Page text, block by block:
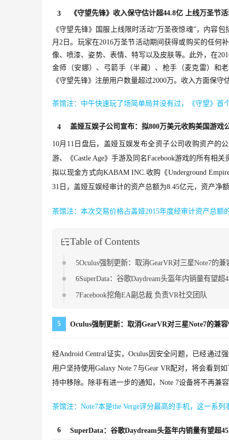
3 《守望先锋》收入保守估计超44.8亿 上线万圣节
《守望先锋》国服上线限时活动“万圣夜惊魂”，内容
月2日。玩家在2016万圣节活动期间获得或购买的任何
像、喷漆、姿势、表情、特写以及皮肤等。此外，在
金师（安娜）、弓箭手（半藏）、枪手（麦克雷）和
《守望先锋》注册用户数量超过2000万。收入方面保守
茶馆注：中午快速玩了场简单局并没有过，《守望》首
4 盖娅互娱子公司宣布：拟800万美元收购美国游戏
10月11日盘后，盖娅互娱发布全资子公司收购资产的
游、《Castle Age》手游及同名Facebook游戏的所有相
拟以现金方式向KABAM INC.收购《Underground
31日，盖娅互娱经审计的资产总额为8.45亿元，资产净
茶馆注：本次交易价格占盖娅2015年度经审计资产总额
Table of Contents
5Oculus强制更新：取消GearVR对三星Note7的兼
6SuperData：谷歌Daydream头盔年内销量有望超
7Facebook挖角EA副总裁 负责VR社交团队
5 Oculus强制更新：取消GearVR对三星Note7的兼
经Android Central证实，Oculus因安全问题，已经通过
用户坚持使用Galaxy Note 7与Gear VR配对，将会看到
持中移除。除非有进一步的通知，Note 7设备将不再兼
茶馆注：Note7本是the Verge评分最高的手机，这一系
6 SuperData：谷歌Daydream头盔年内销量有望超